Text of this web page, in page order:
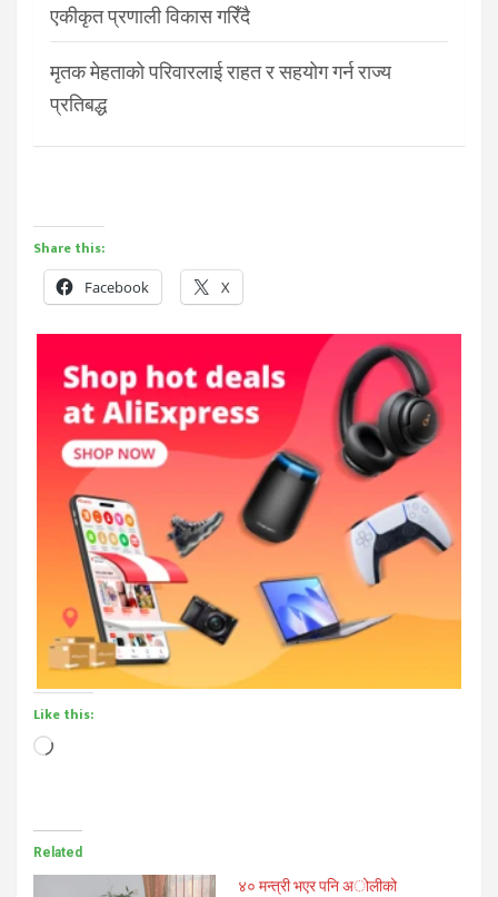
एकीकृत प्रणाली विकास गरिँदै
मृतक मेहताको परिवारलाई राहत र सहयोग गर्न राज्य
प्रतिबद्ध
Share this:
Facebook X
Like this:
Loading…
Related
४० मन्त्री भएर पनि अोलीको